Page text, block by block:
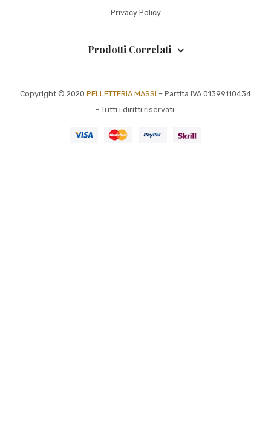
Privacy Policy
Prodotti Correlati
Copyright © 2020 PELLETTERIA MASSI – Partita IVA 01399110434
– Tutti i diritti riservati.